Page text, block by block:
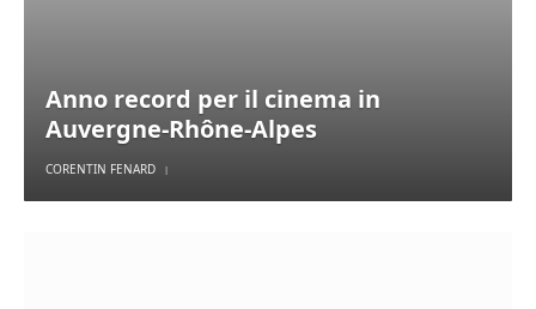
Anno record per il cinema in
Auvergne-Rhône-Alpes
CORENTIN FENARD